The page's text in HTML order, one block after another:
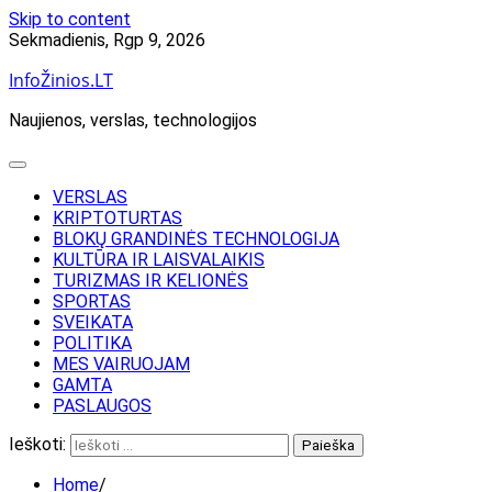
Skip to content
Sekmadienis, Rgp 9, 2026
InfoŽinios.LT
Naujienos, verslas, technologijos
VERSLAS
KRIPTOTURTAS
BLOKŲ GRANDINĖS TECHNOLOGIJA
KULTŪRA IR LAISVALAIKIS
TURIZMAS IR KELIONĖS
SPORTAS
SVEIKATA
POLITIKA
MES VAIRUOJAM
GAMTA
PASLAUGOS
Ieškoti:
Home